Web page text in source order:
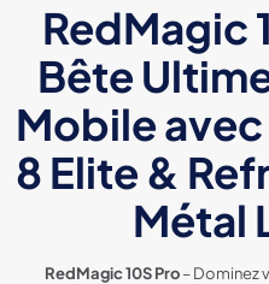
RedMagic
Bête
Mobile
8 Elite &
Métal
RedMagic 10S Pro– Dominez